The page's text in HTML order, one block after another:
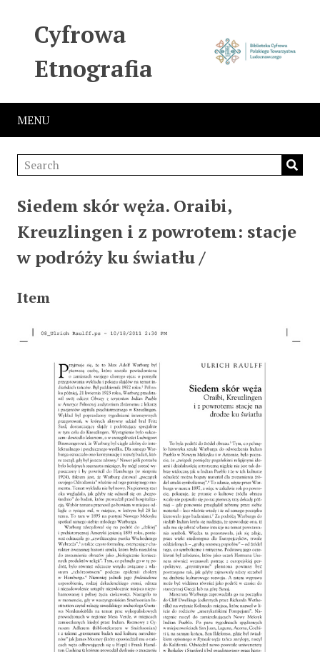
Cyfrowa
Etnografia
MENU
Siedem skór węża. Oraibi,
Kreuzlingen i z powrotem: stacje
w podróży ku światłu /
Item